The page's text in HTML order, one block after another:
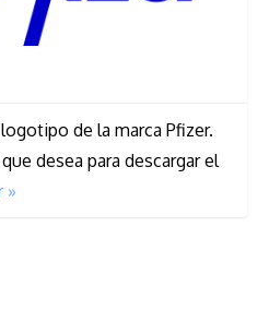
de la marca Pfizer.
desea para descargar el
»